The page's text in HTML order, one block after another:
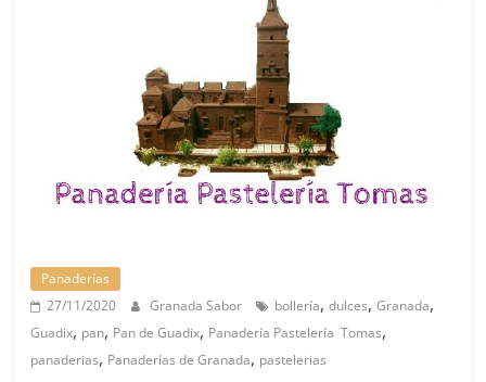
Panaderías
27/11/2020
Granada Sabor bollería,dulces,Granada,
Guadix, pan, Pan de Guadix, Panadería Pastelería Tomas,
panaderias, Panaderías de Granada, pastelerias